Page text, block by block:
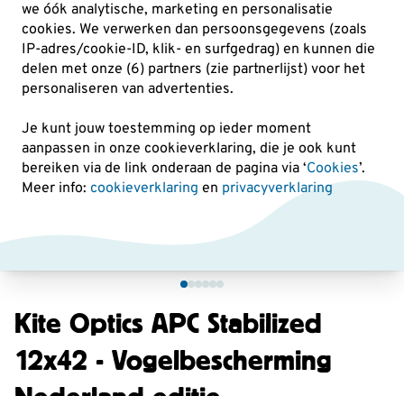
we óók analytische, marketing en personalisatie
cookies. We verwerken dan persoonsgegevens (zoals
IP-adres/cookie-ID, klik- en surfgedrag) en kunnen die
delen met onze (6) partners (zie partnerlijst) voor het
personaliseren van advertenties.
Je kunt jouw toestemming op ieder moment
aanpassen in onze cookieverklaring, die je ook kunt
bereiken via de link onderaan de pagina via ‘Cookies’.
Meer info: cookieverklaring en privacyverklaring
Kite Optics APC Stabilized
12x42 - Vogelbescherming